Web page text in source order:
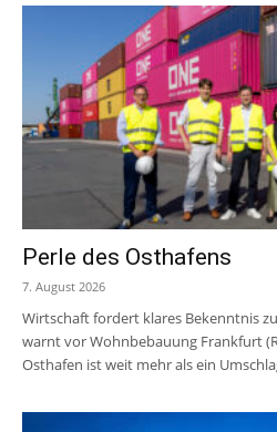
Perle des Osthafens
7. August 2026
Wirtschaft fordert klares Bekenntnis
warnt vor Wohnbebauung Frankfurt
Osthafen ist weit mehr als ein